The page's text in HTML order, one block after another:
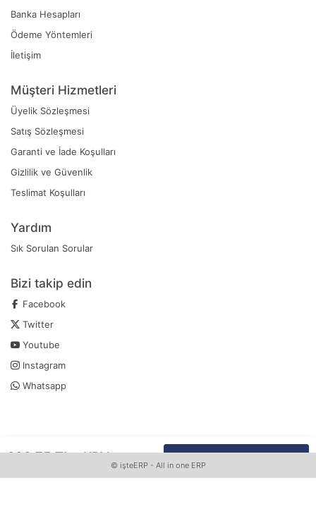
288,75 TL+KDV
Whatsapp Sipariş Vermek İçin Tıklayın
Banka Hesapları
Ödeme Yöntemleri
İletişim
Müşteri Hizmetleri
Üyelik Sözleşmesi
Satış Sözleşmesi
Garanti ve İade Koşulları
Gizlilik ve Güvenlik
Teslimat Koşulları
Yardım
Sık Sorulan Sorular
Bizi takip edin
Facebook
Twitter
Youtube
Instagram
Whatsapp
© işteERP- All in one ERP